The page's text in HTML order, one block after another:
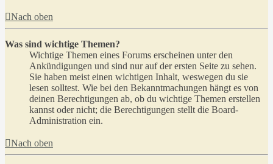
Nach oben
Was sind wichtige Themen?
Wichtige Themen eines Forums erscheinen unter den
Ankündigungen und sind nur auf der ersten Seite zu sehen.
Sie haben meist einen wichtigen Inhalt, weswegen du sie
lesen solltest. Wie bei den Bekanntmachungen hängt es von
deinen Berechtigungen ab, ob du wichtige Themen erstellen
kannst oder nicht; die Berechtigungen stellt die Board-
Administration ein.
Nach oben